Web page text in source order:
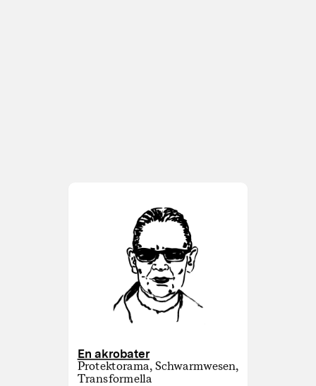
En akrobater
Protektorama, Schwarmwesen,
Transformella